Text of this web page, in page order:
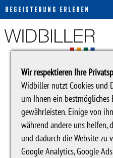
BEGEISTERUNG ERLEBEN
BOSCH
Wir respektieren Ihre
Widbiller nutzt Cookies und
um Ihnen ein bestmögliches
gewährleisten. Einige von
während andere uns helfen,
und dadurch die Website zu
Google Analytics, Google